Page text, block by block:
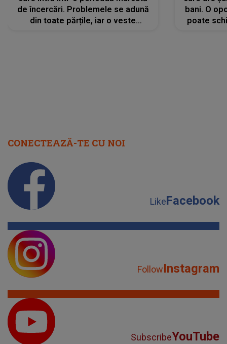
de încercări. Problemele se adună
din toate părțile, iar o veste
bani. O
poate
CONECTEAZĂ-TE CU NOI
LikeFacebook
FollowInstagram
SubscribeYouTube